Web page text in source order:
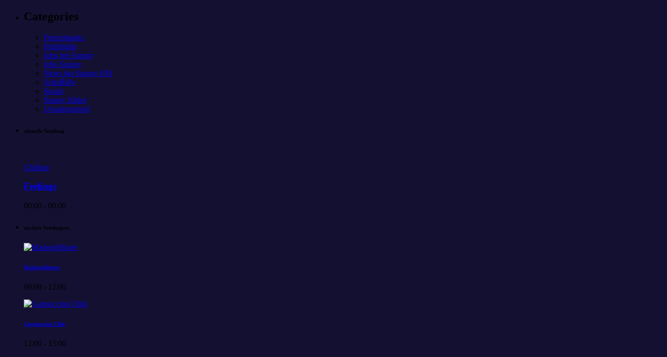
Categories
Freizeitparks
Highlights
Jobs bei Sunray
Jobs Sunray
News bei Sunray-FM
SchoBiPa
Sozial
Sunray Slider
Uncategorized
aktuelle Sendung
Chillout
Feelings
00:00 - 09:00
nächste Sendungen
Marktgeflüster
09:00 - 12:00
Cappuccino Club
12:00 - 15:00